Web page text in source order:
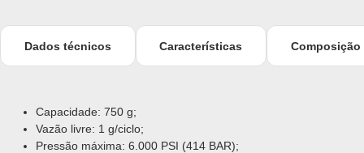
Dados técnicos Características Composição
Capacidade: 750 g;
Vazão livre: 1 g/ciclo;
Pressão máxima: 6.000 PSI (414 BAR);